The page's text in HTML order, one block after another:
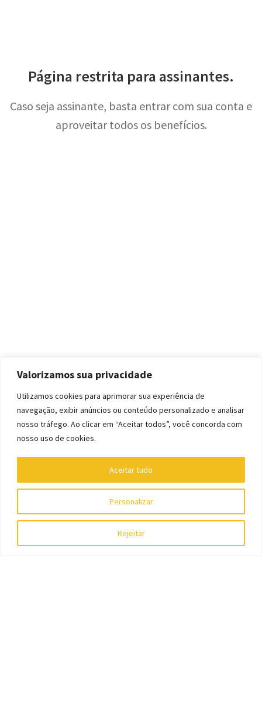
Valorizamos sua privacidade
Utilizamos cookies para aprimorar sua experiência de
navegação, exibir anúncios ou conteúdo personalizado e analisar
nosso tráfego. Ao clicar em “Aceitar todos”, você concorda com
nosso uso de cookies.
Personalizar
Rejeitar
Aceitar tudo
Página restrita para assinantes.
Caso seja assinante, basta entrar com sua conta e
aproveitar todos os benefícios.